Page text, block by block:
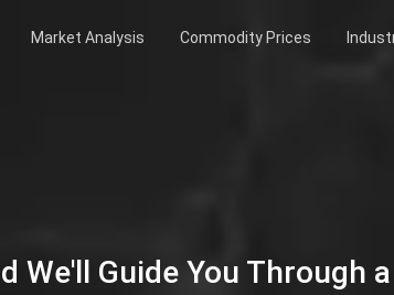
Market Analysis Commodity Prices
We'll Guide You